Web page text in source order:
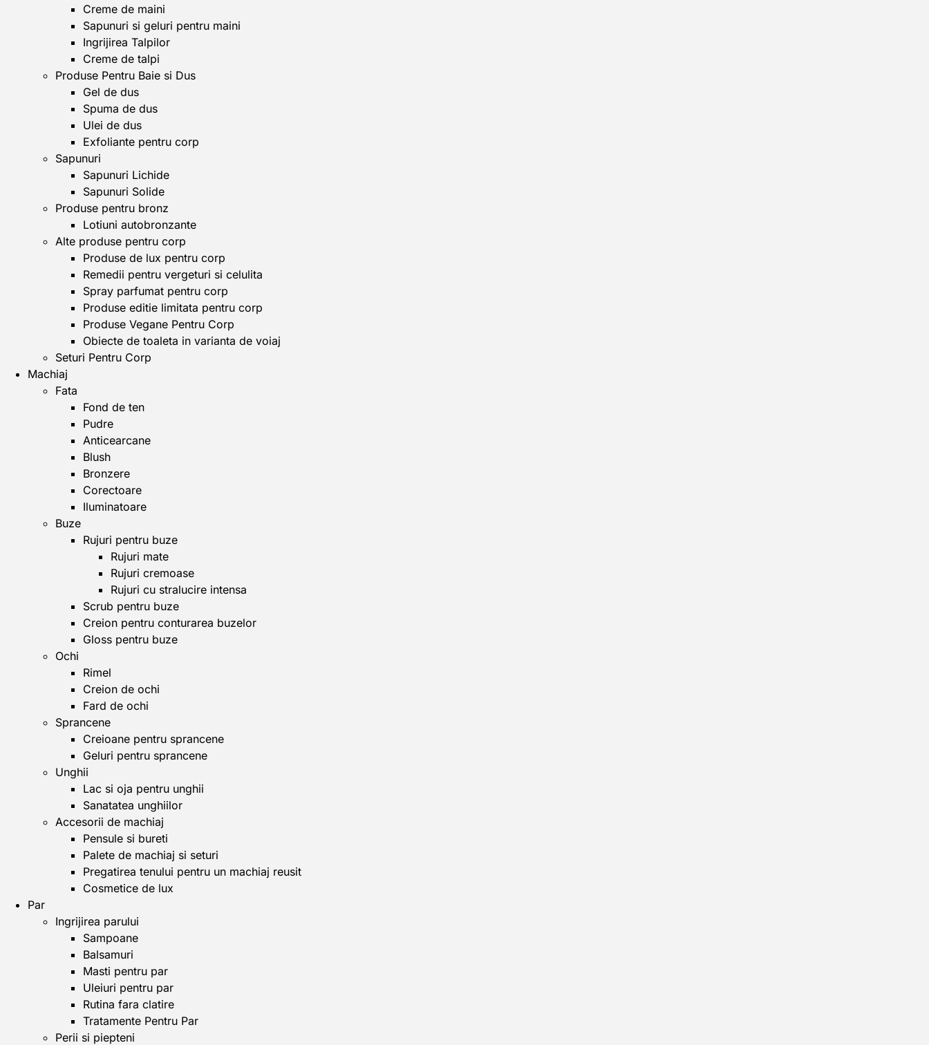
Creme de maini
Sapunuri si geluri pentru maini
Ingrijirea Talpilor
Creme de talpi
Produse Pentru Baie si Dus
Gel de dus
Spuma de dus
Ulei de dus
Exfoliante pentru corp
Sapunuri
Sapunuri Lichide
Sapunuri Solide
Produse pentru bronz
Lotiuni autobronzante
Alte produse pentru corp
Produse de lux pentru corp
Remedii pentru vergeturi si celulita
Spray parfumat pentru corp
Produse editie limitata pentru corp
Produse Vegane Pentru Corp
Obiecte de toaleta in varianta de voiaj
Seturi Pentru Corp
Machiaj
Fata
Fond de ten
Pudre
Anticearcane
Blush
Bronzere
Corectoare
Iluminatoare
Buze
Rujuri pentru buze
Rujuri mate
Rujuri cremoase
Rujuri cu stralucire intensa
Scrub pentru buze
Creion pentru conturarea buzelor
Gloss pentru buze
Ochi
Rimel
Creion de ochi
Fard de ochi
Sprancene
Creioane pentru sprancene
Geluri pentru sprancene
Unghii
Lac si oja pentru unghii
Sanatatea unghiilor
Accesorii de machiaj
Pensule si bureti
Palete de machiaj si seturi
Pregatirea tenului pentru un machiaj reusit
Cosmetice de lux
Par
Ingrijirea parului
Sampoane
Balsamuri
Masti pentru par
Uleiuri pentru par
Rutina fara clatire
Tratamente Pentru Par
Perii si piepteni